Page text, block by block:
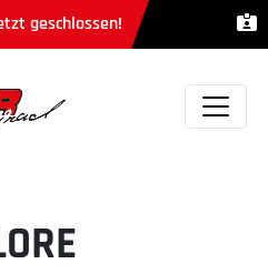
geschlossen!